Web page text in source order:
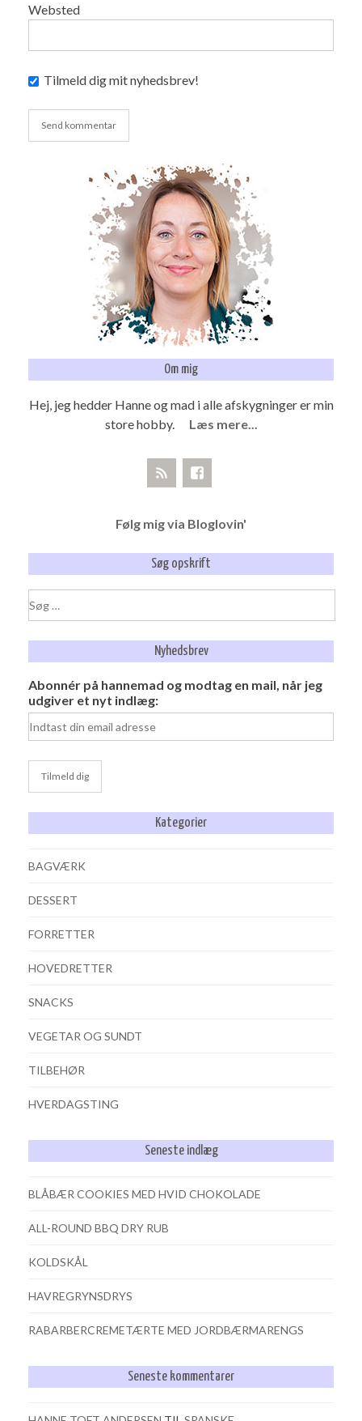
Websted
Tilmeld dig mit nyhedsbrev!
Om mig
Hej, jeg hedder Hanne og mad i alle afskygninger er min
store hobby. Læs mere...
Følg mig via Bloglovin'
Søg opskrift
efter:
Nyhedsbrev
Abonnér på hannemad og modtag en mail, når jeg
udgiver et nyt indlæg:
Kategorier
BAGVÆRK
DESSERT
FORRETTER
HOVEDRETTER
SNACKS
VEGETAR OG SUNDT
TILBEHØR
HVERDAGSTING
Seneste indlæg
BLÅBÆR COOKIES MED HVID CHOKOLADE
ALL-ROUND BBQ DRY RUB
KOLDSKÅL
HAVREGRYNSDRYS
RABARBERCREMETÆRTE MED JORDBÆRMARENGS
Seneste kommentarer